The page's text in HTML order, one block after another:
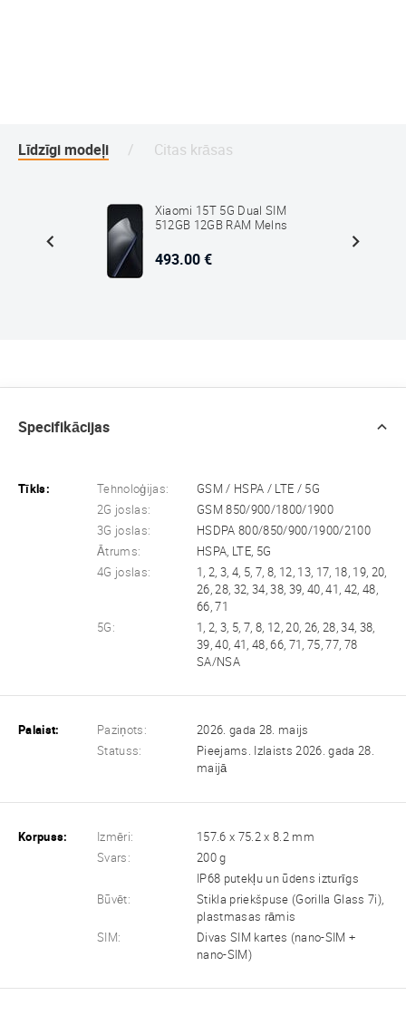
Līdzīgi modeļi Citas krāsas
Xiaomi 15T 5G Dual SIM
512GB 12GB RAM Melns
493.00 €
Specifikācijas
Tīkls: Tehnoloģijas:
GSM / HSPA / LTE / 5G
2G joslas:
GSM 850/900/1800/1900
3G joslas:
HSDPA 800/850/900/1900/2100
Ātrums:
HSPA, LTE, 5G
4G joslas:
1, 2, 3, 4, 5, 7, 8, 12, 13, 17, 18, 19, 20,
26, 28, 32, 34, 38, 39, 40, 41, 42, 48,
66, 71
5G:
1, 2, 3, 5, 7, 8, 12, 20, 26, 28, 34, 38,
39, 40, 41, 48, 66, 71, 75, 77, 78
SA/NSA
Palaist: Paziņots:
2026. gada 28. maijs
Statuss:
Pieejams. Izlaists 2026. gada 28.
maijā
Korpuss: Izmēri:
157.6 x 75.2 x 8.2 mm
Svars:
200 g
IP68 putekļu un ūdens izturīgs
Būvēt:
Stikla priekšpuse (Gorilla Glass 7i),
plastmasas rāmis
SIM:
Divas SIM kartes (nano-SIM +
nano-SIM)